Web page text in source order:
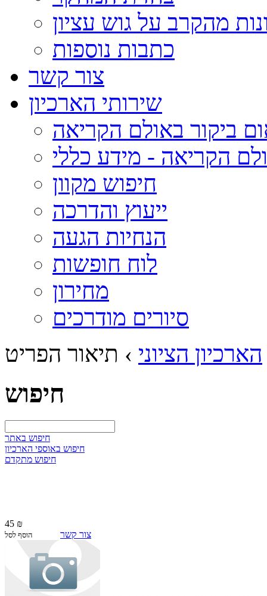
מהקרב על גוש עציון
כתבות נוספות
צור קשר
שירותי הארכיון
ביקור באולם הקריאה
הקריאה - מידע כללי
חיפוש מקוון
ייעוץ והדרכה
הנחיות הגעה
לוח חופשות
מחירון
סיורים מודרכים
הארכיון הציוני › תיאור הפריט
חיפוש
חיפוש באתר
חיפוש באוספי הארכיון
חיפוש מתקדם
45 ₪
הוסף לסל צור קשר